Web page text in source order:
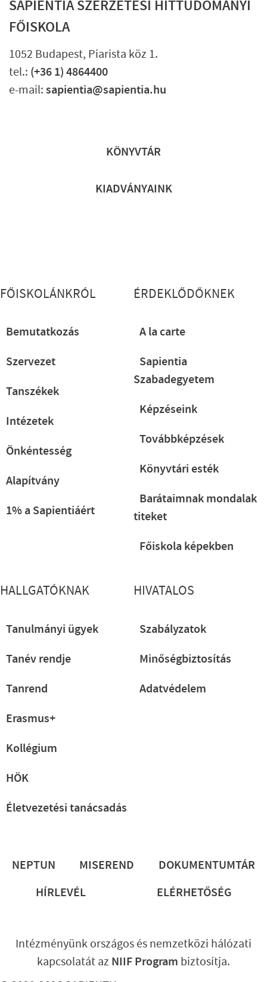
SAPIENTIA SZERZETESI HITTUDOMÁNYI
FŐISKOLA
1052 Budapest, Piarista köz 1.
tel.: (+36 1) 4864400
e-mail:sapientia@sapientia.hu
KÖNYVTÁR
KIADVÁNYAINK
FŐISKOLÁNKRÓL
Bemutatkozás
Szervezet
Tanszékek
Intézetek
Önkéntesség
Alapítvány
1% a Sapientiáért
ÉRDEKLŐDŐKNEK
A la carte
Sapientia
Szabadegyetem
Képzéseink
Továbbképzések
Könyvtári esték
Barátaimnak mondalak
titeket
Főiskola képekben
HALLGATÓKNAK
Tanulmányi ügyek
Tanév rendje
Tanrend
Erasmus+
Kollégium
HÖK
Életvezetési tanácsadás
HIVATALOS
Szabályzatok
Minőségbiztosítás
Adatvédelem
Lábléc
NEPTUN MISEREND
DOKUMENTUMTÁR
HÍRLEVÉL
ELÉRHETŐSÉG
Intézményünk országos és nemzetközi hálózati
kapcsolatát az NIIF Program biztosítja.